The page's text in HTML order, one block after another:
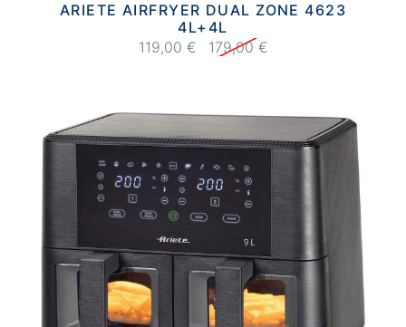
ARIETE AIRFRYER DUAL ZONE 4623
4L+4L
119,00 €
179,00 €